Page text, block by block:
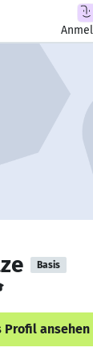
Basis
Profil ansehen